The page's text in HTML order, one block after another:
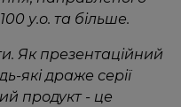
у.о. та більше.
Як презентаційний
які драже серії
продукт - це